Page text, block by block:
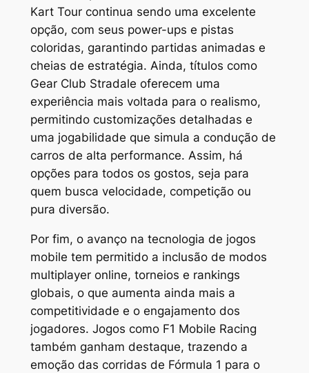
Kart Tourcontinua sendo uma excelente
opção, com seus power-ups e pistas
coloridas, garantindo partidas animadas e
cheias de estratégia. Ainda, títulos como
Gear Club Stradale oferecem uma
experiência mais voltada para o realismo,
permitindo customizações detalhadas e
uma jogabilidade que simula a condução de
carros de alta performance. Assim, há
opções para todos os gostos, seja para
quem busca velocidade, competição ou
pura diversão.
Por fim, o avanço na tecnologia de jogos
mobile tem permitido a inclusão de modos
multiplayer online, torneios e rankings
globais, o que aumenta ainda mais a
competitividade e o engajamento dos
jogadores. Jogos como F1 Mobile Racing
também ganham destaque, trazendo a
emoção das corridas de Fórmula 1 para o